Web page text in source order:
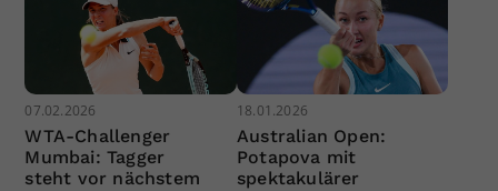
07.02.2026
WTA-Challenger
Mumbai: Tagger
steht vor nächstem
18.01.2026
Australian Open:
Potapova mit
spektakulärer